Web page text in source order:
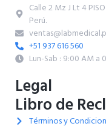
Calle 2 Mz J Lt 4
Perú.
+51 937 616 560
Lun-Sab : 9:00 AM a
Legal
Libro de
Términos y